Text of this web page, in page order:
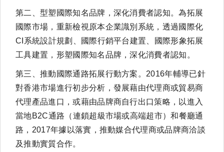
第二、型塑國際知名品牌，深化消費者認知。為拓展
國際市場，重新檢視原本企業識別系統，透過國際化
CI系統設計規劃、國際行銷平台建置、國際形象拓展
工具建置，形塑國際知名品牌，深化消費者認知。
第三、推動國際通路拓展行動方案。2016年輔導已針
對香港市場進行初步分析，發展藉由代理商或貿易商
代理產品進口，或藉由品牌商自行出口策略，以進入
當地B2C通路（連鎖超級市場或高端超市）和餐廳通
路，2017年據以落實，推動媒合代理商或品牌商洽談
及推動實質合作。